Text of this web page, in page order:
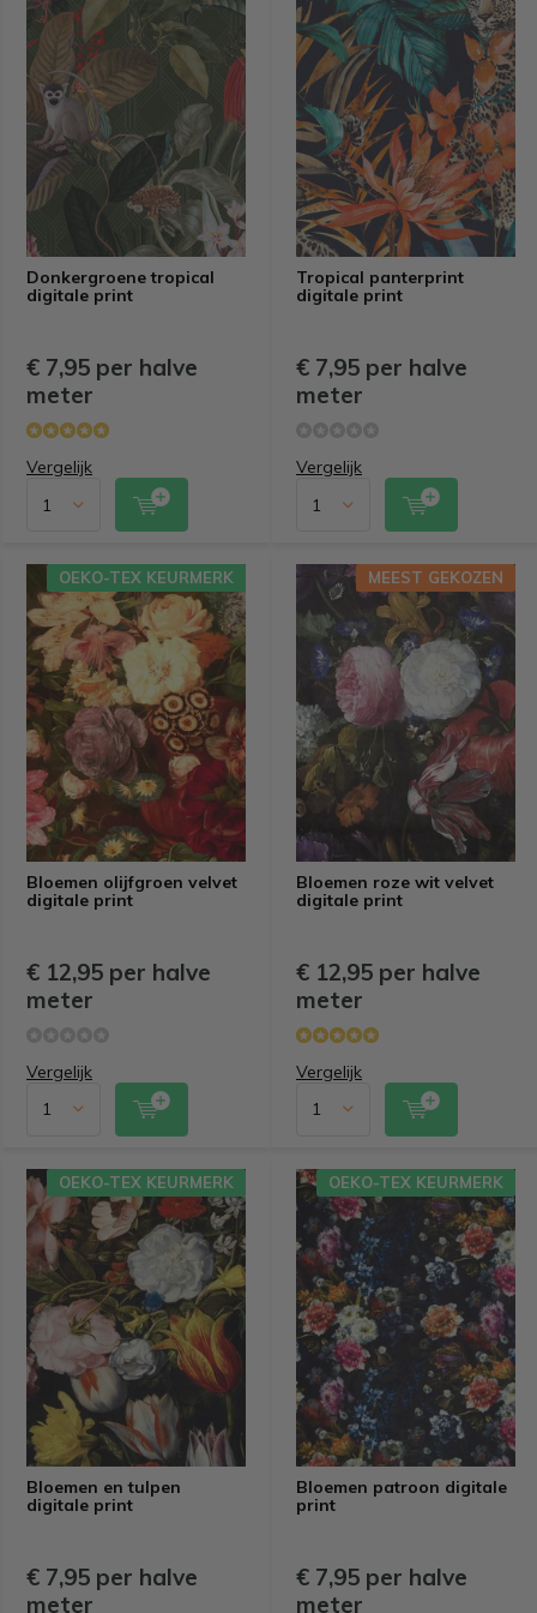
Donkergroene tropical
digitale print
€ 7,95 per halve
meter
Vergelijk
Tropical panterprint
digitale print
€ 7,95 per halve
meter
Vergelijk
Bloemen olijfgroen velvet
digitale print
OEKO-TEX KEURMERK
€ 12,95 per halve
meter
Vergelijk
Bloemen roze wit velvet
digitale print
MEEST GEKOZEN
€ 12,95 per halve
meter
Vergelijk
Bloemen en tulpen
digitale print
OEKO-TEX KEURMERK
€ 7,95 per halve
meter
Bloemen patroon digitale
print
OEKO-TEX KEURMERK
€ 7,95 per halve
meter